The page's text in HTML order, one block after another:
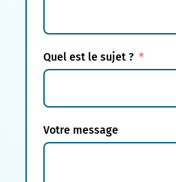
Quel est le sujet ?
Votre message